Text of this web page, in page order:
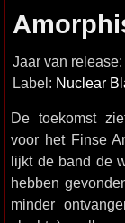
Jaar van release:
Label: Nuclear
De toekomst
voor het Finse
lijkt de band de
hebben
minder